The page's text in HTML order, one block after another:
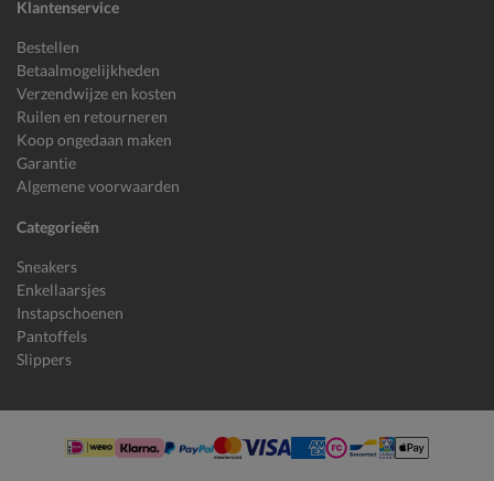
Klantenservice
Bestellen
Betaalmogelijkheden
Verzendwijze en kosten
Ruilen en retourneren
Koop ongedaan maken
Garantie
Algemene voorwaarden
Categorieën
Sneakers
Enkellaarsjes
Instapschoenen
Pantoffels
Slippers